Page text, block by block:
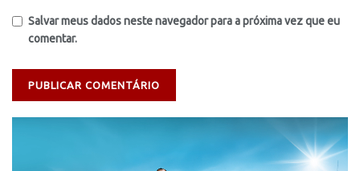
Salvar meus dados neste navegador para a próxima vez que eu
comentar.